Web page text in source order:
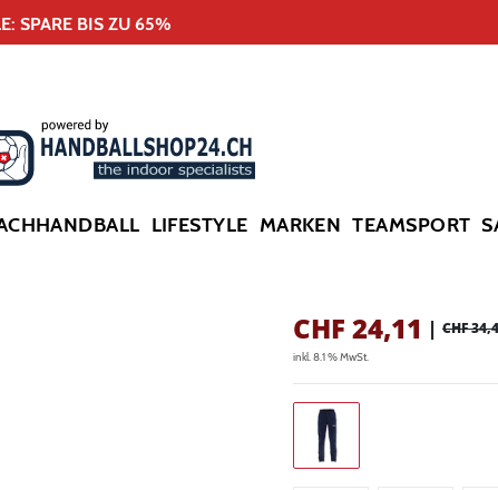
SPARE BIS ZU 65%
LIFESTYLE MARKEN TEAMSPORT
CHF 24,11 | CHF
inkl. 8.1 % MwSt.